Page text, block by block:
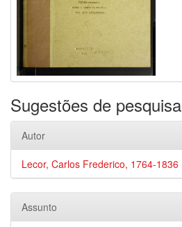
Sugestões de pesquisa
Autor
Lecor, Carlos Frederico, 1764-1836
Assunto